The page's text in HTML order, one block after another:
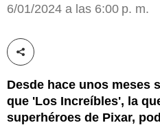
6/01/2024 a las 6:00 p. m.
Compartir esta noticia
Desde hace unos meses
que 'Los Increíbles', la
superhéroes de Pixar,